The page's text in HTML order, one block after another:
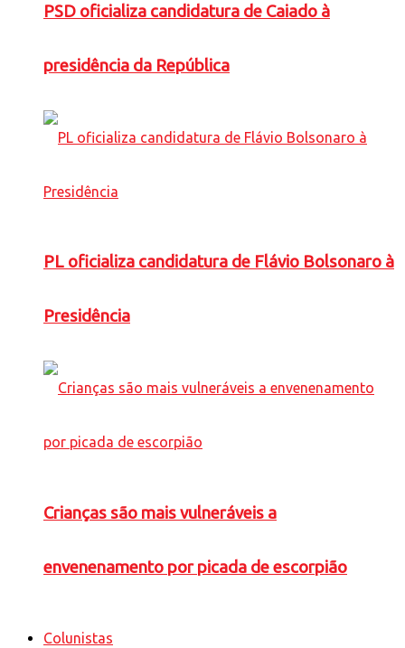
PSD oficializa candidatura de Caiado à
presidência da República
PL oficializa candidatura de Flávio Bolsonaro à
Presidência
Crianças são mais vulneráveis a
envenenamento por picada de escorpião
Colunistas